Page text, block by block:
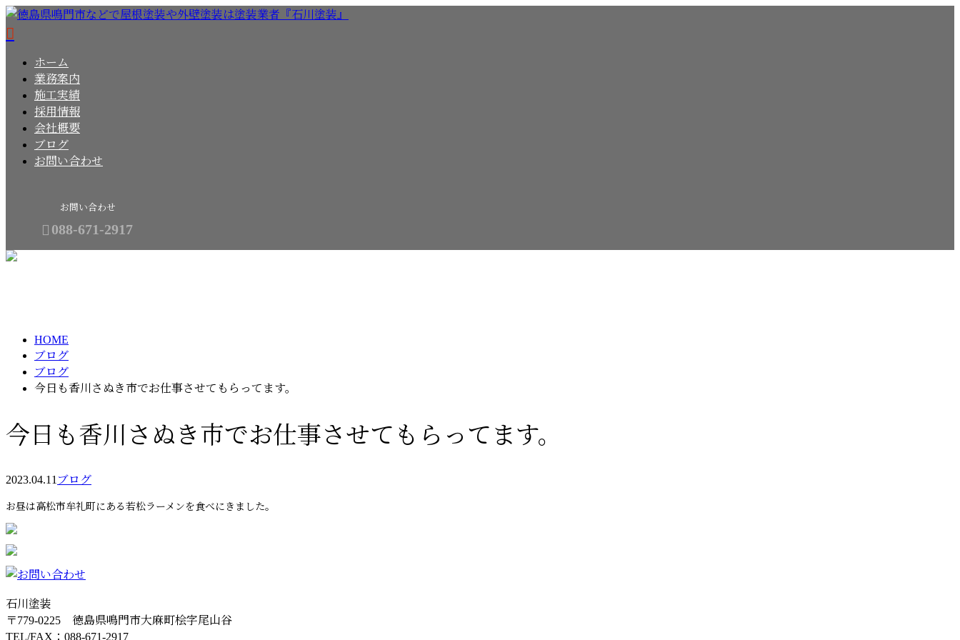
ホーム
業務案内
施工実績
採用情報
会社概要
ブログ
お問い合わせ
お問い合わせ
088-671-2917
HOME
ブログ
ブログ
今日も香川さぬき市でお仕事させてもらってます。
今日も香川さぬき市でお仕事させてもらってます。
2023.04.11ブログ
お昼は高松市牟礼町にある若松ラーメンを食べにきました。
石川塗装
〒779-0225 徳島県鳴門市大麻町桧字尾山谷
TEL/FAX：088-671-2917